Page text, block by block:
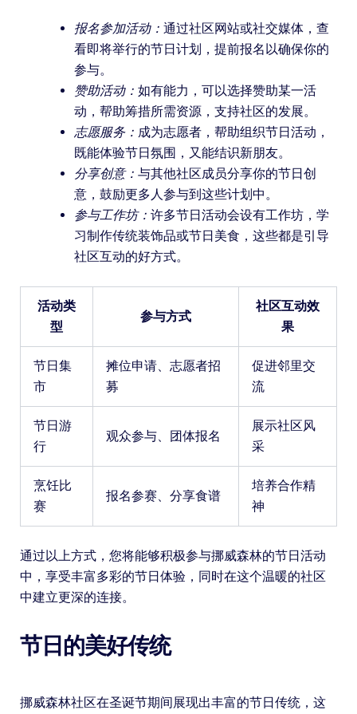
报名参加活动： 通过社区网站或社交媒体，查
看即将举行的节日计划，提前报名以确保你的
参与。
赞助活动： 如有能力，可以选择赞助某一活
动，帮助筹措所需资源，支持社区的发展。
志愿服务： 成为志愿者，帮助组织节日活动，
既能体验节日氛围，又能结识新朋友。
分享创意： 与其他社区成员分享你的节日创
意，鼓励更多人参与到这些计划中。
参与工作坊： 许多节日活动会设有工作坊，学
习制作传统装饰品或节日美食，这些都是引导
社区互动的好方式。
活动类
型
参与方式
社区互动效
果
节日集
市
摊位申请、志愿者招
募
促进邻里交
流
节日游
行
观众参与、团体报名
展示社区风
采
烹饪比
赛
报名参赛、分享食谱
培养合作精
神
通过以上方式，您将能够积极参与挪威森林的节日活动
中，享受丰富多彩的节日体验，同时在这个温暖的社区
中建立更深的连接。
节日的美好传统
挪威森林社区在圣诞节期间展现出丰富的节日传统，这